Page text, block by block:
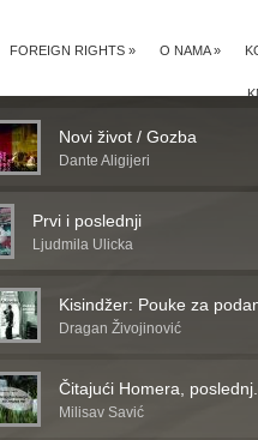
O NAMA»
FOREIGN RIGHTS »
Novi život / Gozba
Dante Aligijeri
Prvi i poslednji
Ljudmila Ulicka
Kisindžer: Pouke za
Dragan Živojinović
Čitajući Homera, poslednj...
Milisav Savić